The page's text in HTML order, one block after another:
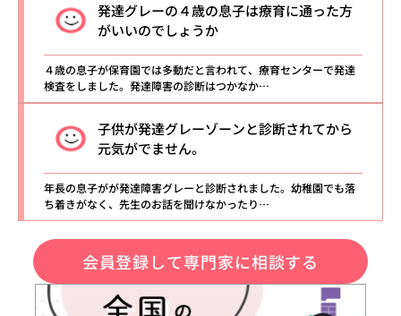
発達グレーの４歳の息子は療育に通った方
がいいのでしょうか
４歳の息子が保育園では多動だと言われて、療育センターで発達
検査をしました。発達障害の診断はつかなか…
子供が発達グレーゾーンと診断されてから
元気がでません。
年長の息子がが発達障害グレーと診断されました。幼稚園でも落
ち着きがなく、先生のお話を聞けなかったり…
会員登録して専門家に相談する